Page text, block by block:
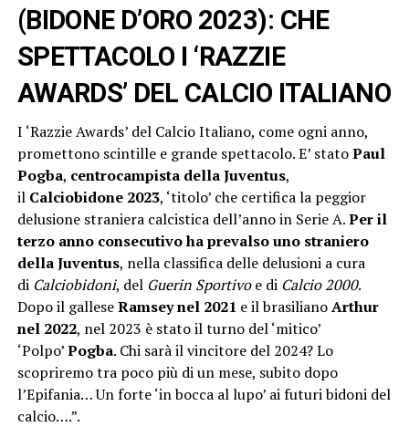
(BIDONE D’ORO 2023): CHE
SPETTACOLO I ‘RAZZIE
AWARDS’ DEL CALCIO ITALIANO
I ‘Razzie Awards’ del Calcio Italiano, come ogni anno,
promettono scintille e grande spettacolo. E’ statoPaul
Pogba, centrocampista della Juventus,
il Calciobidone 2023, ‘titolo’ che certifica la peggior
delusione straniera calcistica dell’anno in Serie A.Per il
terzo anno consecutivo ha prevalso uno straniero
della Juventus, nella classifica delle delusioni a cura
di Calciobidoni, del Guerin Sportivoe di Calcio 2000.
Dopo il galleseRamsey nel 2021 e il brasilianoArthur
nel 2022, nel 2023 è stato il turno del ‘mitico’
‘Polpo’Pogba. Chi sarà il vincitore del 2024? Lo
scopriremo tra poco più di un mese, subito dopo
l’Epifania… Un forte ‘in bocca al lupo’ ai futuri bidoni del
calcio….”.